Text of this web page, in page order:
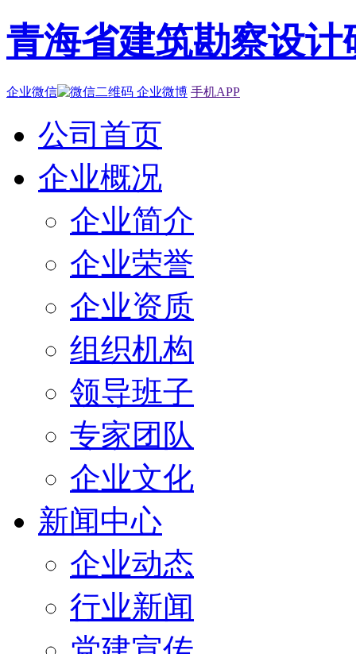
青海省建筑勘察设
企业微信 企业微博 手机APP
公司首页
企业概况
企业简介
企业荣誉
企业资质
组织机构
领导班子
专家团队
企业文化
新闻中心
企业动态
行业新闻